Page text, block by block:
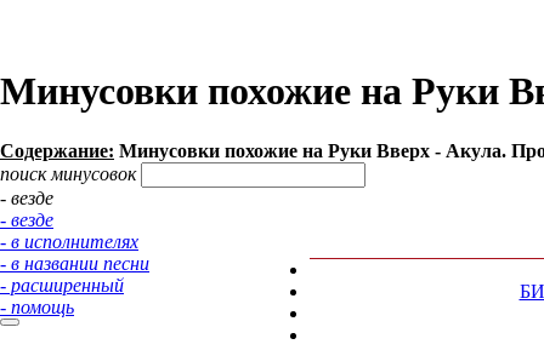
Минусовки похожие на Руки
Содержание: Минусовки похожие на Руки Вверх - Акула.
поиск минусовок
- везде
- везде
- в исполнителях
- в названии песни
- расширенный
- помощь